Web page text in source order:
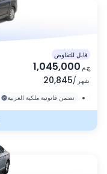
قابل للتفاوض
1,045,000 ج.م
20,845/ شهر
نضمن قانونية ملكية العربية •